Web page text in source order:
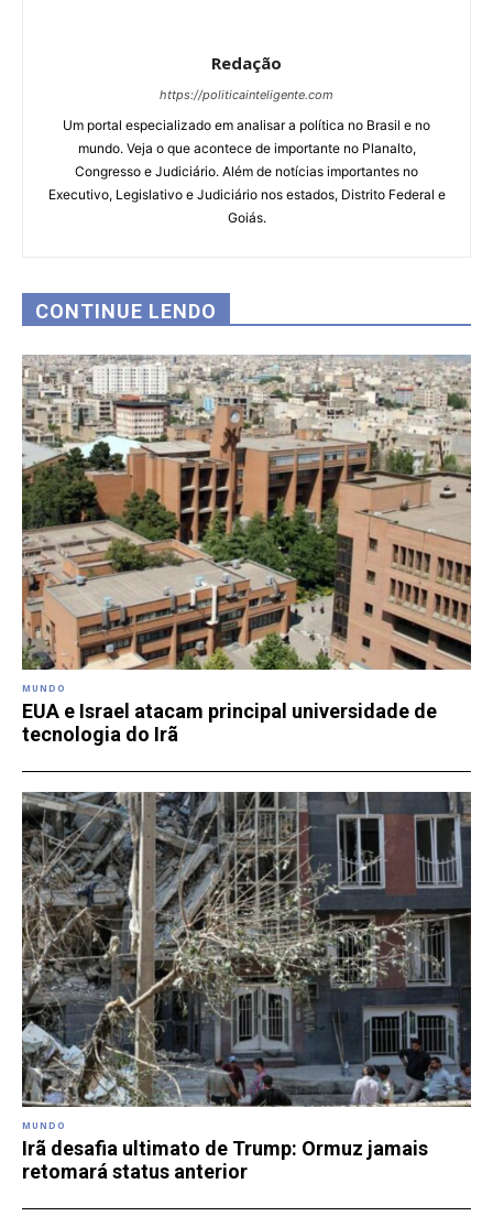
Redação
https://politicainteligente.com
Um portal especializado em analisar a política no Brasil e no
mundo. Veja o que acontece de importante no Planalto,
Congresso e Judiciário. Além de notícias importantes no
Executivo, Legislativo e Judiciário nos estados, Distrito Federal e
Goiás.
CONTINUE LENDO
MUNDO
EUA e Israel atacam principal universidade de
tecnologia do Irã
MUNDO
Irã desafia ultimato de Trump: Ormuz jamais
retomará status anterior